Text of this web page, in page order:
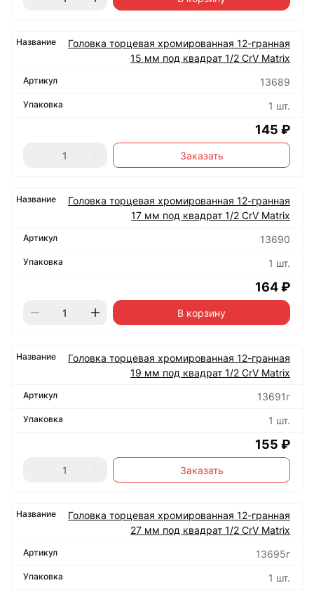
Головка торцевая хромированная 12-гранная
15 мм под квадрат 1/2 CrV Matrix
13689
1 шт.
145 ₽
Заказать
Головка торцевая хромированная 12-гранная
17 мм под квадрат 1/2 CrV Matrix
13690
1 шт.
164 ₽
В корзину
Головка торцевая хромированная 12-гранная
19 мм под квадрат 1/2 CrV Matrix
13691г
1 шт.
155 ₽
Заказать
Головка торцевая хромированная 12-гранная
27 мм под квадрат 1/2 CrV Matrix
13695г
1 шт.